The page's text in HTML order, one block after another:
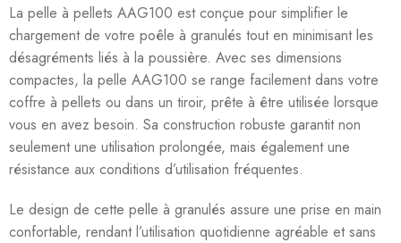
La pelle à pellets AAG100 est conçue pour simplifier le
chargement de votre poêle à granulés tout en minimisant les
désagréments liés à la poussière. Avec ses dimensions
compactes, la pelle AAG100 se range facilement dans votre
coffre à pellets ou dans un tiroir, prête à être utilisée lorsque
vous en avez besoin. Sa construction robuste garantit non
seulement une utilisation prolongée, mais également une
résistance aux conditions d’utilisation fréquentes.
Le design de cette pelle à granulés assure une prise en main
confortable, rendant l’utilisation quotidienne agréable et sans